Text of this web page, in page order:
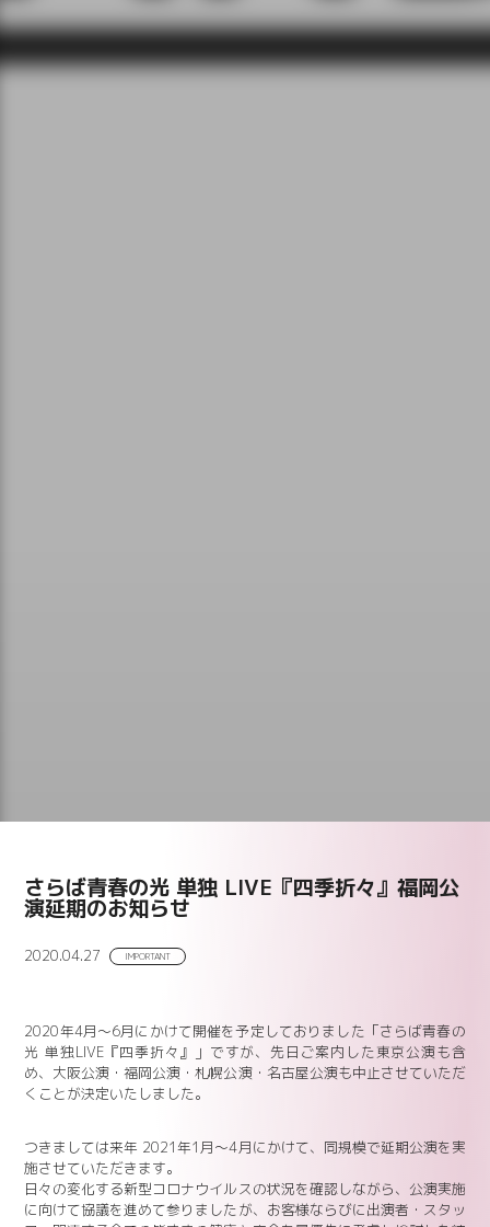
さらば青春の光 単独 LIVE『四季折々』福岡公
演延期のお知らせ
2020.04.27 IMPORTANT
2020年4月～6月にかけて開催を予定しておりました「さらば青春の
光 単独LIVE『四季折々』」ですが、先日ご案内した東京公演も含
め、大阪公演・福岡公演・札幌公演・名古屋公演も中止させていただ
くことが決定いたしました。
つきましては来年 2021年1月～4月にかけて、同規模で延期公演を実
施させていただきます。
日々の変化する新型コロナウイルスの状況を確認しながら、公演実施
に向けて協議を進めて参りましたが、お客様ならびに出演者・スタッ